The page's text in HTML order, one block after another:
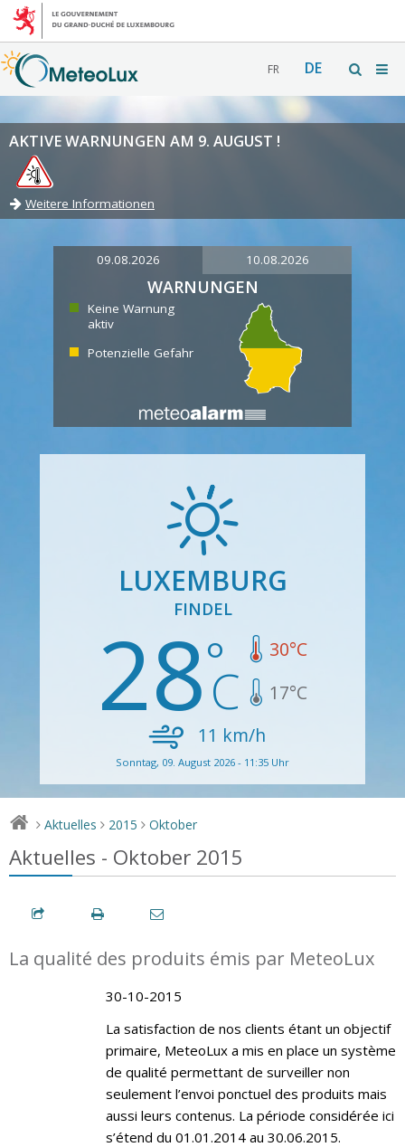
FR DE
AKTIVE WARNUNGEN AM 9. AUGUST !
Weitere Informationen
09.08.2026 10.08.2026
WARNUNGEN
Keine Warnung
aktiv
Potenzielle Gefahr
LUXEMBURG
FINDEL
28 30°C
17°C
11 km/h
Sonntag, 09. August 2026 - 11:35 Uhr
> Aktuelles > 2015 > Oktober
Aktuelles - Oktober 2015
La qualité des produits émis par MeteoLux
30-10-2015
La satisfaction de nos clients étant un objectif
primaire, MeteoLux a mis en place un système
de qualité permettant de surveiller non
seulement l’envoi ponctuel des produits mais
aussi leurs contenus. La période considérée ici
s’étend du 01.01.2014 au 30.06.2015.